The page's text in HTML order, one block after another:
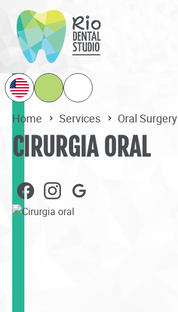
Home Services Oral Surgery
CIRURGIA ORAL